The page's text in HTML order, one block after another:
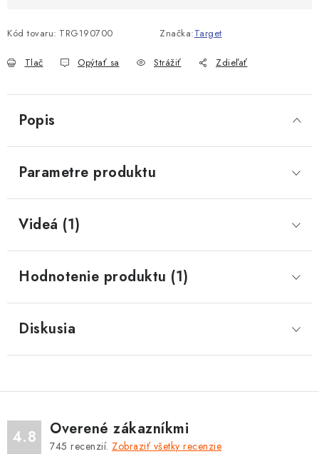
Kód tovaru: TRG190700 Značka:Target
Tlač Opýtať sa Strážiť Zdieľať
Popis
Parametre produktu
Videá (1)
Hodnotenie produktu (1)
Diskusia
4.8 Overené zákazníkmi
745 recenzií. Zobraziť všetky recenzie